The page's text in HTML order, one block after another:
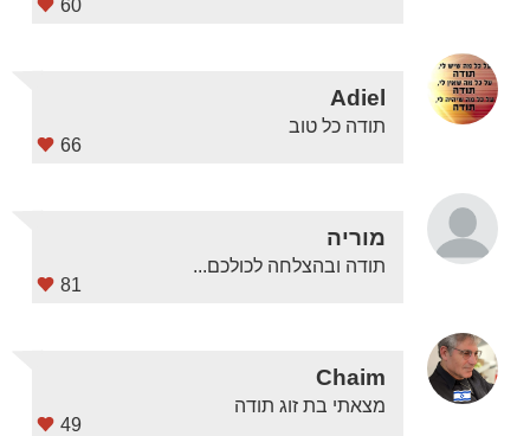
60
66
Adiel
תודה כל טוב
81
מוריה
תודה ובהצלחה לכולכם...
49
Chaim
מצאתי בת זוג תודה